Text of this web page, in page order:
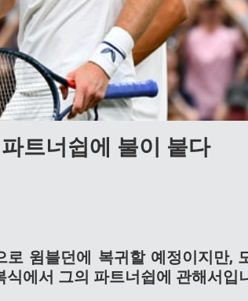
트너쉽에 불이 붙다
로 윔블던에 복귀할 예정이지만,
에서 그의 파트너쉽에 관해서입